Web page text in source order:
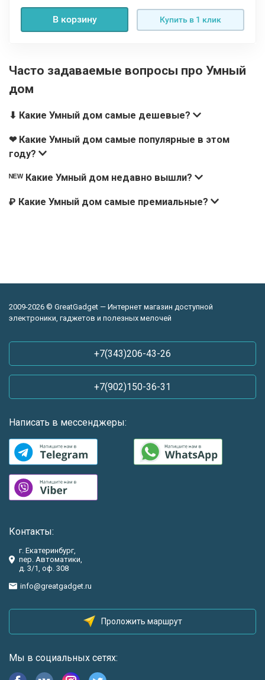
В корзину Купить в 1 клик
Часто задаваемые вопросы про Умный
дом
⬇ Какие Умный дом самые дешевые?
❤ Какие Умный дом самые популярные в этом
году?
ᴺᴱᵂ Какие Умный дом недавно вышли?
₽ Какие Умный дом самые премиальные?
2009-2026 © GreatGadget — Интернет магазин доступной
электроники, гаджетов и полезных мелочей
+7(343)206-43-26
+7(902)150-36-31
Написать в мессенджеры:
Контакты:
г. Екатеринбург,
пер. Автоматики,
д. 3/1, оф. 308
info@greatgadget.ru
Проложить маршрут
Мы в социальных сетях: